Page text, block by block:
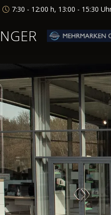
7:30 - 12:00 h, 13:00 - 15:30